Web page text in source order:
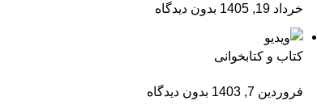
خرداد 19, 1405 بدون دیدگاه
کتاب و کتابخوانی
فروردین 7, 1403 بدون دیدگاه